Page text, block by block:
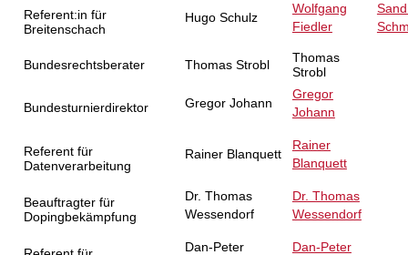
Referent:in für
Breitenschach
Hugo Schulz
Wolfgang
Fiedler
Bundesrechtsberater Thomas Strobl
Thomas
Strobl
Bundesturnierdirektor Gregor Johann
Gregor
Johann
Referent für
Datenverarbeitung
Rainer Blanquett
Rainer
Blanquett
Beauftragter für
Dopingbekämpfung
Dr. Thomas
Wessendorf
Dr. Thomas
Wessendorf
Dan-Peter Dan-Peter